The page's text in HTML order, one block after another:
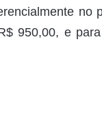
950,00, e